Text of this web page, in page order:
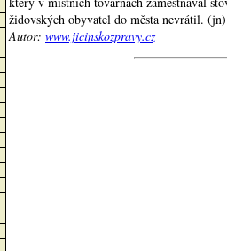
židovských obyvatel do města nevrátil. (jn)
Autor: www.jicinskozpravy.cz